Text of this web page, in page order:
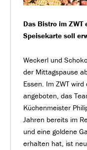
Das Bistro im ZWT
Speisekarte soll
Weckerl und
der Mittagspause
Essen. Im ZWT
angeboten, das
Küchenmeister
Jahren bereits im
und eine goldene
erhalten hat, ist